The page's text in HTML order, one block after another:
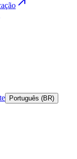
Português (BR)